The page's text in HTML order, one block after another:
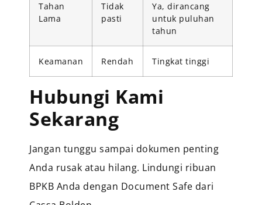
Tahan
Lama
Tidak
pasti
Ya, dirancang
untuk puluhan
tahun
Keamanan Rendah Tingkat tinggi
Hubungi Kami
Sekarang
Jangan tunggu sampai dokumen penting
Anda rusak atau hilang. Lindungi ribuan
BPKB Anda dengan Document Safe dari